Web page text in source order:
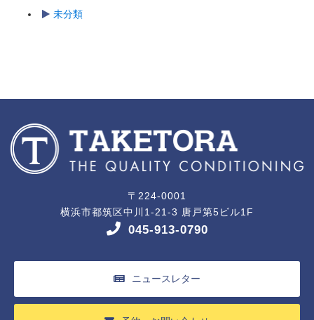
未分類
〒224-0001
横浜市都筑区中川1-21-3 唐戸第5ビル1F
045-913-0790
ニュースレター